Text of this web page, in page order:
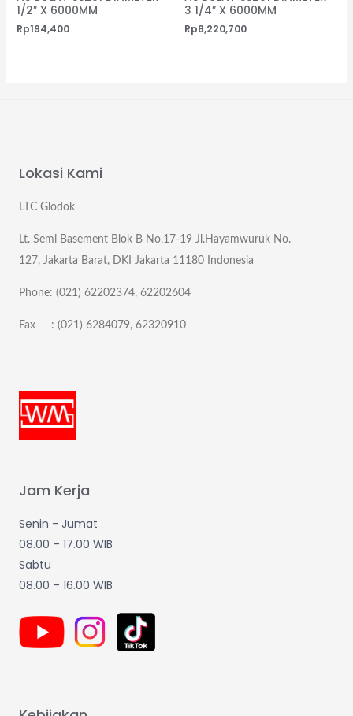
1/2″ X 6000MM
Rp194,400
3 1/4″ X 6000MM
Rp8,220,700
Lokasi Kami
LTC Glodok
Lt. Semi Basement Blok B No.17-19 Jl.Hayamwuruk No.
127, Jakarta Barat, DKI Jakarta 11180 Indonesia
Phone: (021) 62202374, 62202604
Fax : (021) 6284079, 62320910
Jam Kerja
Senin - Jumat
08.00 – 17.00 WIB
Sabtu
08.00 – 16.00 WIB